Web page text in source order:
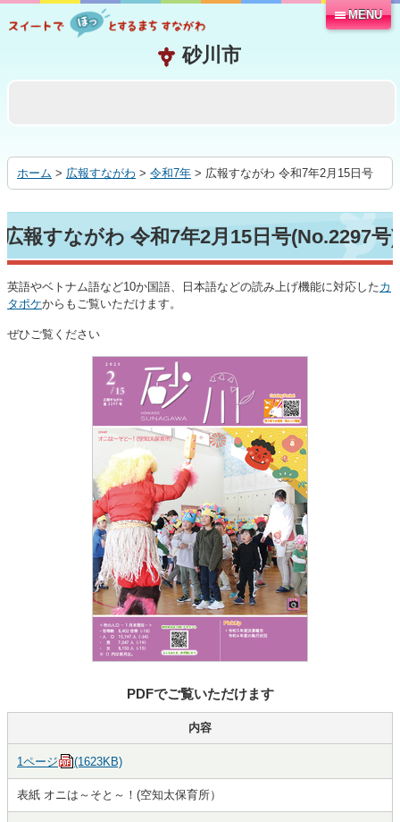
る
MENU
ホーム > 広報すながわ > 令和7年 > 広報すながわ 令和7年2月15日号
広報すながわ 令和7年2月15日号(No.2297号)
英語やベトナム語など10か国語、日本語などの読み上げ機能に対応したカ
タポケからもご覧いただけます。
ぜひご覧ください
PDFでご覧いただけます
内容
1ページ (1623KB)
表紙 オニは～そと～！(空知太保育所）